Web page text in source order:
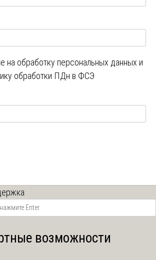
на обработку персональных данных и
обработки ПДн в ФСЭ
возможности